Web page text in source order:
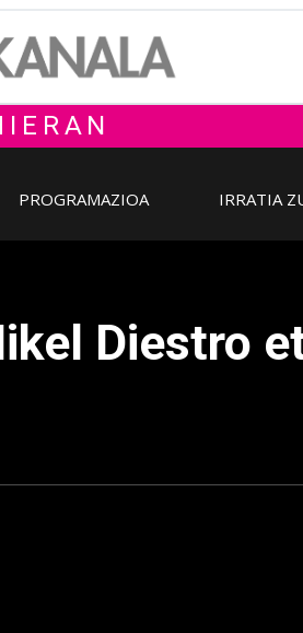
PROGRAMAZIOA IRRATIA
Diestro